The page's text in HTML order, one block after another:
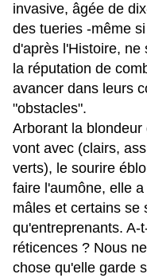
invasive, âgée de
des tueries -même
d'après l'Histoire, ne
la réputation de
avancer dans leurs
"obstacles".
Arborant la
vont avec (clairs,
verts), le sourire
faire l'aumône, elle
mâles et certains se
qu'entreprenants. A-
réticences ? Nous
chose qu'elle garde